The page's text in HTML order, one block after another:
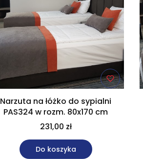
Narzuta na łóżko do sypialni
PAS324 w rozm. 80x170 cm
231,00 zł
Do koszyka